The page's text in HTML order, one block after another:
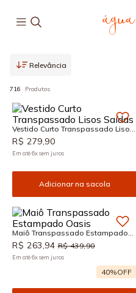
Relevância
716 Produtos
Vestido Curto Transpassado Lisos
Saídas
R$ 279,90
Em até6xsem juros
Adicionar na sacola
Maiô Transpassado Estampado
Oasis
R$ 263,94 R$ 439,90
Em até6xsem juros
40%OFF